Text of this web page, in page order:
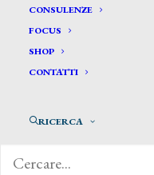
CONSULENZE
FOCUS
SHOP
CONTATTI
RICERCA
Suhow